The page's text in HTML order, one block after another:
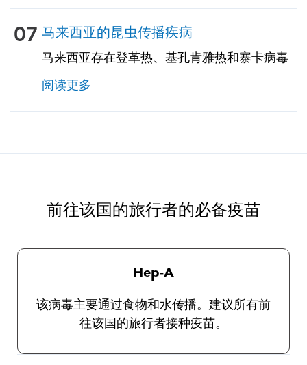
旅行的一部分。如有必要，他们将提供预防指
导、需要注意的症状和处方药，以帮助您在就
07 马来西亚的昆虫传播疾病
马来西亚存在登革热、基孔肯雅热和寨卡病毒
的风险。风险因季节而异。与农村地区相比，
城市和郊区患这些疾病的风险更大。旅行者的
特定风险取决于特定的停留区域、停留时间、
TravelVax从业人员进行讨论。旅行者遵守昆虫
供有关一般保护措施以及选择和使用驱虫剂的
阅读更多
前往该国的旅行者的必备疫苗
Hep-A
该病毒主要通过食物和水传播。建议所有前
往该国的旅行者接种疫苗。